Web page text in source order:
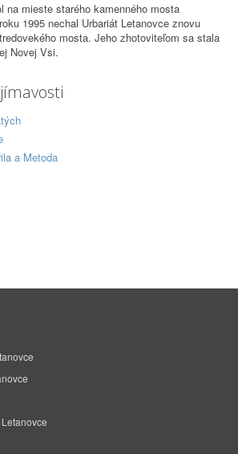
na mieste starého kamenného mosta
1995 nechal Urbariát Letanovce znovu
mosta. Jeho zhotoviteľom sa stala
Novej Vsi.
a Metoda